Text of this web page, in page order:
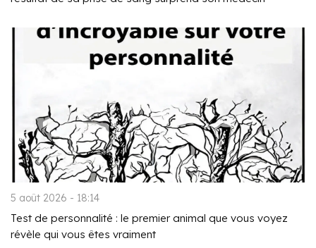
5 août 2026 - 18:14
Test de personnalité : le premier animal que vous voyez
révèle qui vous êtes vraiment